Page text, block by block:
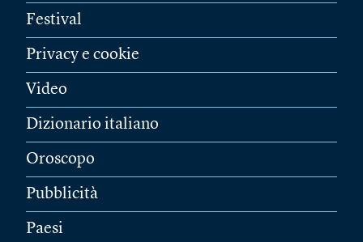
Festival
Privacy e cookie
Video
Dizionario italiano
Oroscopo
Pubblicità
Paesi